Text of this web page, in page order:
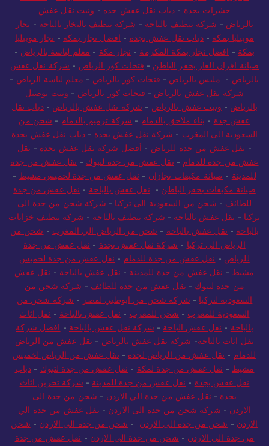
نجار بجدة -شركة تنظيف بجدة -شغالات بالساعة بجدة-مكافحة
حشرات بجدة- دباب نقل عفش جده-ونيت نقل عفش
بالرياض-شركة تنظيف بالباحة-شركة تنظيف بالبخار بالباحة -نجار
موبيليا بمكة -دباب نقل عفش بجدة-افضل نجار بمكة- نجار موبيليا
بمكة -افضل نجار بمكة المكرمة-نجار مكة-معلم لياسة بالرياض-
صيانة افران الغاز بحفر الباطن-فتحات كور الرياض- شركة نقل عفش
بالرياض- مليس بالرياض -فتحات كور بالرياض -معلم لياسة الرياض
شركة نقل عفش بالرياض
- فتحات كور بالرياض- ونيت توصيل
بالرياض
-ونيت عفش بالرياض- شركة نقل عفش بالرياض -دباب نقل
عفش جدة
-بناء ملاحق بالدمام-شركة ترميم بالدمام-
شحن من
السعودية الى المغرب-شركة نقل عفش بجدة-دباب نقل عفش بجدة
-نقل عفش من جدة للرياض- أفضل شركة نقل عفش بجدة -نقل
عفش من جدة للدمام- نقل عفش من جدة لتبوك-نقل عفش من جدة
للمدينة-صيانة مكيفات بجازان- نقل عفش من جدة لخميس مشيط-
صيانة مكيفات بحفر الباطن-نقل عفش بالباحة-نقل عفش من جدة
للطائف -شحن من السعودية الى تركيا -شركة شحن من جدة الى
تركيا- نقل عفش بالباحة- شركة تنظيف بالباحة-
شركة تنظيف خزانات
بالباحة -نقل عفش بالباحة -شحن من الرياض الي المغرب -شحن من
الرياض الى تركيا- شركة نقل عفش بجدة -نقل عفش من جدة
للرياض -نقل عفش من جدة للدمام -نقل عفش من جدة لخميس
مشيط -نقل عفش من جدة للمدينة-نقل عفش بالباحة -نقل عفش
من جدة لتبوك-نقل عفش من جدة للطائف- شركة شحن من
السعودية لتركيا- شركة شحن من ابوظبي لمصر -شركة شحن من
السعودية للمغرب
-شحن للمغرب- نقل عفش بالباحة -نقل اثاث
بالباحة- نقل عفش الباحة- شركة نقل عفش بالباحة- افضل شركة
نقل اثاث بالباحة- شركة نقل عفش بالرياض-نقل عفش من الرياض
للدمام - نقل عفش من الرياض لجدة -نقل عفش من الرياض لخميس
مشيط- نقل عفش من جدة لمكة -نقل عفش من جدة لتبوك-دباب
نقل عفش بجدة-نقل عفش من جدة للمدينة-شركة تخزين اثاث
بجدة-نقل عفش من جدة الي الاردن -شحن من جدة الى
الاردن -شركة شحن من جدة الى الاردن -نقل عفش من جدة الي
الاردن-شحن من جدة الى الاردن- شحن من جدة الى الاردن- شحن